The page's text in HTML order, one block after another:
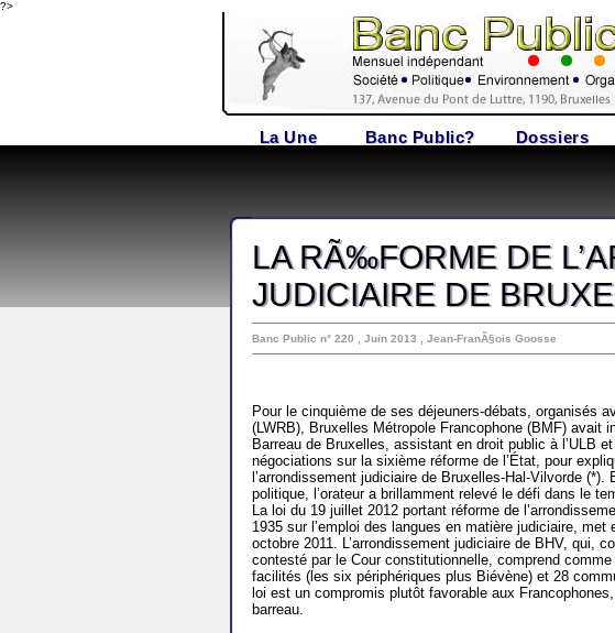
?>
La Une Banc Public? Dossiers
LA RÃ‰FORME DE
JUDICIAIRE DE
Banc Public n° 220 , Juin 2013 , Jean-FranÃ§ois Goosse
Pour le cinquième de ses déjeuners-débats, organisés
(LWRB), Bruxelles Métropole Francophone (BMF)
Barreau de Bruxelles, assistant en droit public à l’ULB
négociations sur la sixième réforme de l’État, pour
l’arrondissement judiciaire de Bruxelles-Hal-Vilvorde
politique, l’orateur a brillamment relevé le défi dans le
La loi du 19 juillet 2012 portant réforme de
1935 sur l’emploi des langues en matière judiciaire,
octobre 2011. L’arrondissement judiciaire de BHV, qui,
contesté par le Cour constitutionnelle, comprend
facilités (les six périphériques plus Biévène) et 28
loi est un compromis plutôt favorable aux
barreau.